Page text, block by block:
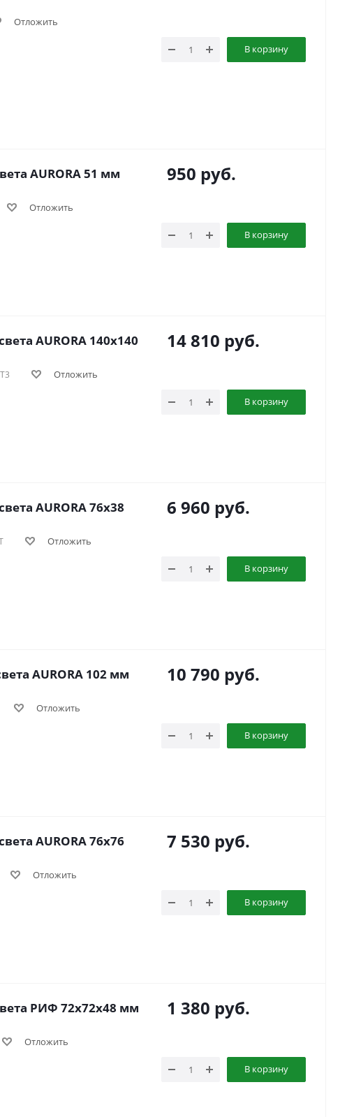
Отложить
В корзину
AURORA 51 мм
Отложить
950 руб.
В корзину
AURORA 140x140
Отложить
14 810 руб.
В корзину
AURORA 76x38
Отложить
6 960 руб.
В корзину
AURORA 102 мм
Отложить
10 790 руб.
В корзину
AURORA 76x76
Отложить
7 530 руб.
В корзину
РИФ 72x72x48 мм
Отложить
1 380 руб.
В корзину